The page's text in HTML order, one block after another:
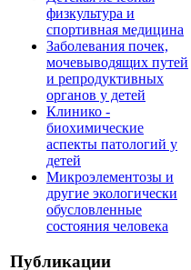
физкультура и
спортивная медицина
Заболевания почек,
мочевыводящих путей
и репродуктивных
органов у детей
Клинико -
биохимические
аспекты патологий у
детей
Микроэлементозы и
другие экологически
обусловленные
состояния человека
Публикации